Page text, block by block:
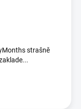
strašně